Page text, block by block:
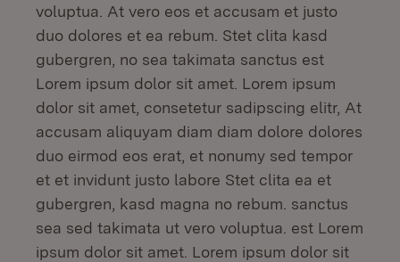
voluptua. At vero eos et accusam et justo
duo dolores et ea rebum. Stet clita kasd
gubergren, no sea takimata sanctus est
Lorem ipsum dolor sit amet. Lorem ipsum
dolor sit amet, consetetur sadipscing elitr, At
accusam aliquyam diam diam dolore dolores
duo eirmod eos erat, et nonumy sed tempor
et et invidunt justo labore Stet clita ea et
gubergren, kasd magna no rebum. sanctus
sea sed takimata ut vero voluptua. est Lorem
ipsum dolor sit amet. Lorem ipsum dolor sit